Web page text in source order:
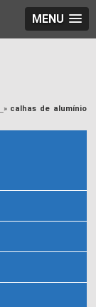
MENU
» calhas de alumínio